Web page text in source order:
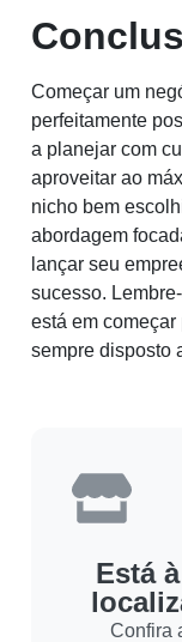
Começar um
perfeitamente
a planejar com
aproveitar ao
nicho bem
abordagem
lançar seu
sucesso.
está em
sempre disposto
Está
Confira